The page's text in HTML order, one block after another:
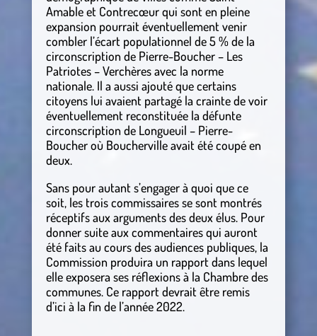
Amable et Contrecœur qui sont en pleine
expansion pourrait éventuellement venir
combler l’écart populationnel de 5 % de la
circonscription de Pierre-Boucher – Les
Patriotes – Verchères avec la norme
nationale. Il a aussi ajouté que certains
citoyens lui avaient partagé la crainte de voir
éventuellement reconstituée la défunte
circonscription de Longueuil – Pierre-
Boucher où Boucherville avait été coupé en
deux.
Sans pour autant s’engager à quoi que ce
soit, les trois commissaires se sont montrés
réceptifs aux arguments des deux élus. Pour
donner suite aux commentaires qui auront
été faits au cours des audiences publiques, la
Commission produira un rapport dans lequel
elle exposera ses réflexions à la Chambre des
communes. Ce rapport devrait être remis
d’ici à la fin de l’année 2022.